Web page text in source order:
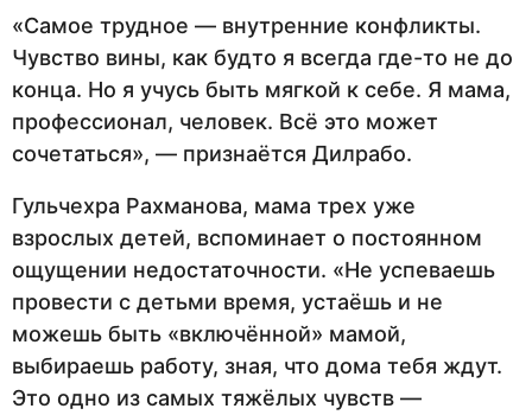
«Самое трудное — внутренние конфликты.
Чувство вины, как будто я всегда где-то не до
конца. Но я учусь быть мягкой к себе. Я мама,
профессионал, человек. Всё это может
сочетаться», — признаётся Дилрабо.
Гульчехра Рахманова, мама трех уже
взрослых детей, вспоминает о постоянном
ощущении недостаточности. «Не успеваешь
провести с детьми время, устаёшь и не
можешь быть «включённой» мамой,
выбираешь работу, зная, что дома тебя ждут.
Это одно из самых тяжёлых чувств —